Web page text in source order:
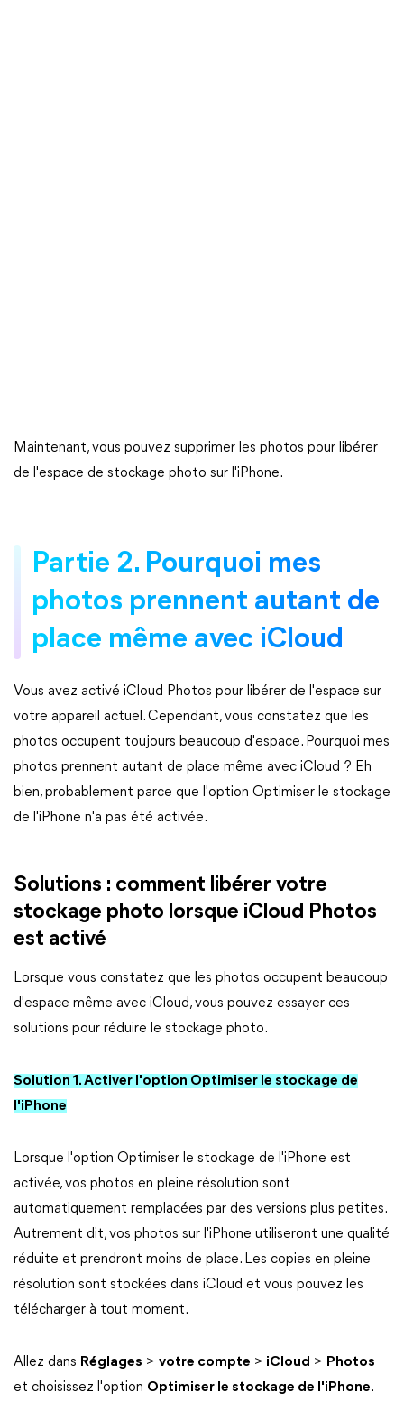
Maintenant, vous pouvez supprimer les photos pour libérer
de l'espace de stockage photo sur l'iPhone.
Partie 2. Pourquoi mes
photos prennent autant de
place même avec iCloud
Vous avez activé iCloud Photos pour libérer de l'espace sur
votre appareil actuel. Cependant, vous constatez que les
photos occupent toujours beaucoup d'espace. Pourquoi mes
photos prennent autant de place même avec iCloud ? Eh
bien, probablement parce que l'option Optimiser le stockage
de l'iPhone n'a pas été activée.
Solutions : comment libérer votre
stockage photo lorsque iCloud Photos
est activé
Lorsque vous constatez que les photos occupent beaucoup
d'espace même avec iCloud, vous pouvez essayer ces
solutions pour réduire le stockage photo.
Solution 1. Activer l'option Optimiser le stockage de
l'iPhone
Lorsque l'option Optimiser le stockage de l'iPhone est
activée, vos photos en pleine résolution sont
automatiquement remplacées par des versions plus petites.
Autrement dit, vos photos sur l'iPhone utiliseront une qualité
réduite et prendront moins de place. Les copies en pleine
résolution sont stockées dans iCloud et vous pouvez les
télécharger à tout moment.
Allez dans Réglages > votre compte > iCloud > Photos
et choisissez l'option Optimiser le stockage de l'iPhone.